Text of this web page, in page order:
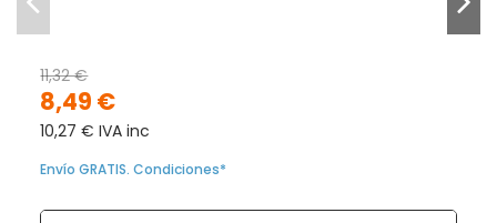
8,49 €
11,32 €
10,27 € IVA inc
Envío GRATIS. Condiciones*